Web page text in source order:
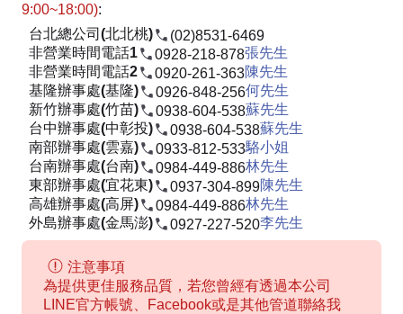
9:00~18:00):
台北總公司(北北桃)
(02)8531-6469
非營業時間電話1
0928-218-878張先生
非營業時間電話2
0920-261-363陳先生
基隆辦事處(基隆)
0926-848-256何先生
新竹辦事處(竹苗)
0938-604-538蘇先生
台中辦事處(中彰投)
0938-604-538蘇先生
南部辦事處(雲嘉)
0933-812-533駱小姐
台南辦事處(台南)
0984-449-886林先生
東部辦事處(宜花東)
0937-304-899陳先生
高雄辦事處(高屏)
0984-449-886林先生
外島辦事處(金馬澎)
0927-227-520李先生
注意事項
為提供更佳服務品質，若您曾經有透過本公司
LINE官方帳號、Facebook或是其他管道聯絡我